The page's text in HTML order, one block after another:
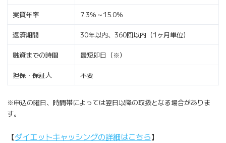
実質年率 7.3％～15.0％
返済期間 30年以内、360回以内（1ヶ月単位）
融資までの時間 最短即日（※）
担保・保証人 不要
※申込の曜日、時間帯によっては翌日以降の取扱となる場合がありま
す。
【ダイエットキャッシングの詳細はこちら】